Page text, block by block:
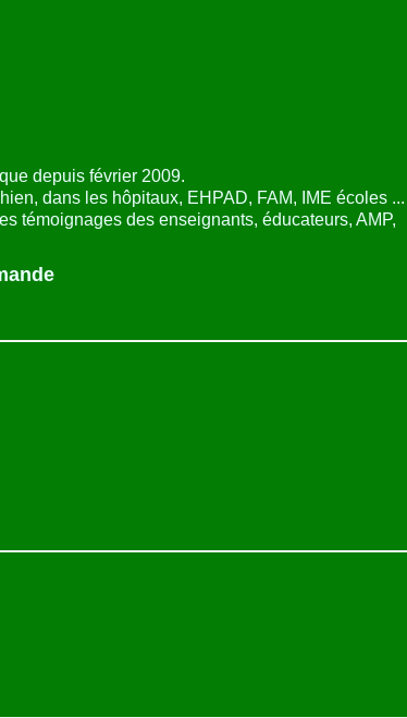
depuis février 2009.
dans les hôpitaux, EHPAD, FAM, IME écoles ...
témoignages des enseignants, éducateurs, AMP,